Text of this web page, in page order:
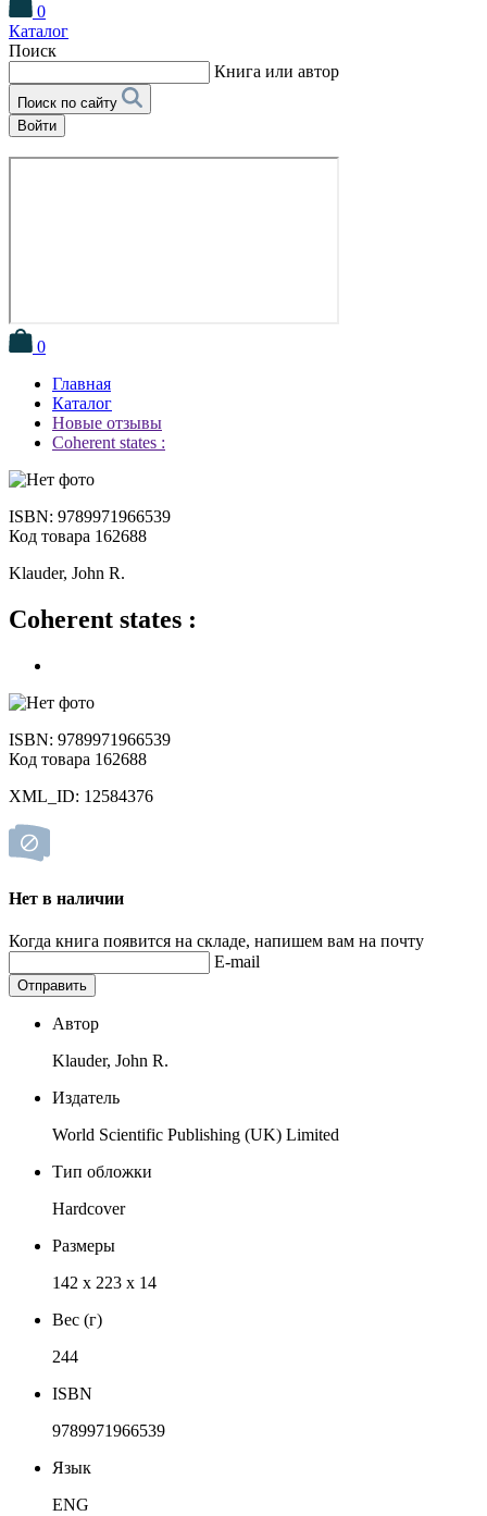
0
Каталог
Поиск
Книга или автор
Поиск по сайту
Войти
0
Главная
Каталог
Новые отзывы
Coherent states :
ISBN: 9789971966539
Код товара 162688
Klauder, John R.
Coherent states :
ISBN: 9789971966539
Код товара 162688
XML_ID: 12584376
Нет в наличии
Когда книга появится на складе, напишем вам на почту
E-mail
Отправить
Автор
Klauder, John R.
Издатель
World Scientific Publishing (UK) Limited
Тип обложки
Hardcover
Размеры
142 x 223 x 14
Вес (г)
244
ISBN
9789971966539
Язык
ENG